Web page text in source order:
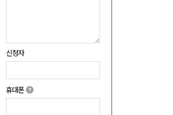
신청자
휴대폰